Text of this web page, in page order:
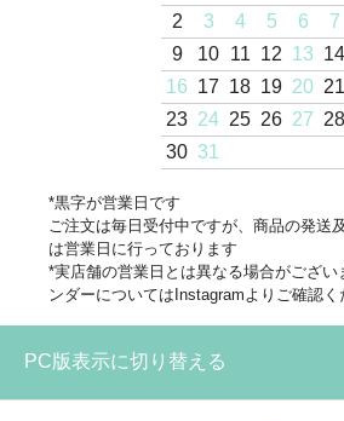
2
3 4 5 6 7
9
10 11 12 13 14
16 17 18 19 20 21
23 24 25 26 27 28
30 31
*黒字が営業日です
ご注文は毎日受付中ですが、商品の発送
は営業日に行っております
*実店舗の営業日とは異なる場合がござい
ンダーについてはInstagramよりご確認く
PC版表示に切り替える